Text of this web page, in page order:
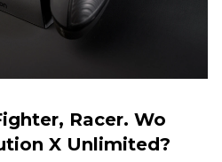
Racer. Wo
X Unlimited?